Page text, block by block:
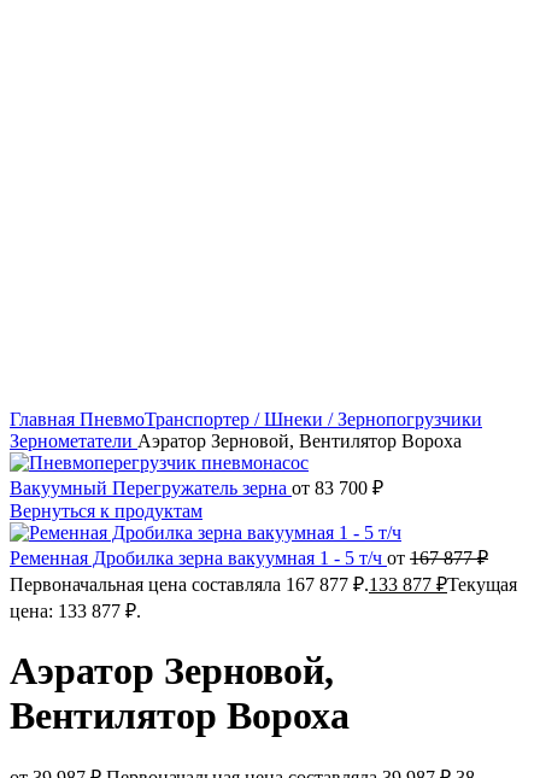
Главная ПневмоТранспортер / Шнеки / Зернопогрузчики
Зернометатели Аэратор Зерновой, Вентилятор Вороха
Вакуумный Перегружатель зерна от 83 700 ₽
Вернуться к продуктам
Ременная Дробилка зерна вакуумная 1 - 5 т/ч от 167 877₽
Первоначальная цена составляла 167 877 ₽.133 877 ₽Текущая
цена: 133 877 ₽.
Аэратор Зерновой,
Вентилятор Вороха